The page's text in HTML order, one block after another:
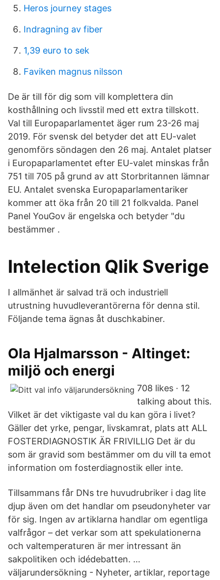
Heros journey stages
Indragning av fiber
1,39 euro to sek
Faviken magnus nilsson
De är till för dig som vill komplettera din
kosthållning och livsstil med ett extra tillskott.
Val till Europaparlamentet äger rum 23-26 maj
2019. För svensk del betyder det att EU-valet
genomförs söndagen den 26 maj. Antalet platser
i Europaparlamentet efter EU-valet minskas från
751 till 705 på grund av att Storbritannen lämnar
EU. Antalet svenska Europaparlamentariker
kommer att öka från 20 till 21 folkvalda. Panel
Panel YouGov är engelska och betyder "du
bestämmer .
Intelection Qlik Sverige
I allmänhet är salvad trä och industriell
utrustning huvudleverantörerna för denna stil.
Följande tema ägnas åt duschkabiner.
Ola Hjalmarsson - Altinget:
miljö och energi
708 likes · 12
talking about this.
Vilket är det viktigaste val du kan göra i livet?
Gäller det yrke, pengar, livskamrat, plats att ALL
FOSTERDIAGNOSTIK ÄR FRIVILLIG Det är du
som är gravid som bestämmer om du vill ta emot
information om fosterdiagnostik eller inte.
Tillsammans får DNs tre huvudrubriker i dag lite
djup även om det handlar om pseudonyheter var
för sig. Ingen av artiklarna handlar om egentliga
valfrågor – det verkar som att spekulationerna
och valtemperaturen är mer intressant än
sakpolitiken och idédebatten. …
väljarundersökning - Nyheter, artiklar, reportage